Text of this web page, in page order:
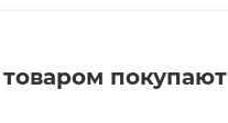
покупают